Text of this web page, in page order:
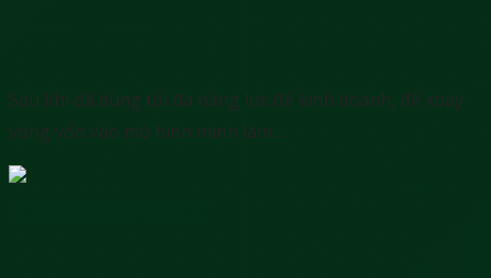
Sau khi đã dùng tối đa năng lực để kinh doanh, để xoay
vòng vốn vào mô hình mình làm...